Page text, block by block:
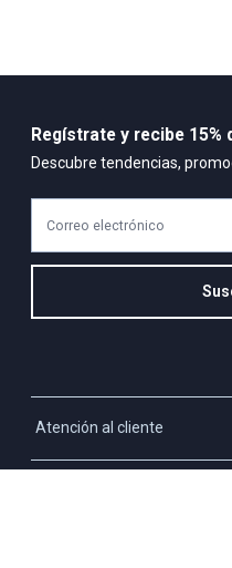
Atención al cliente
Regístrate y recibe 15%
Descubre tendencias,
Correo electrónico